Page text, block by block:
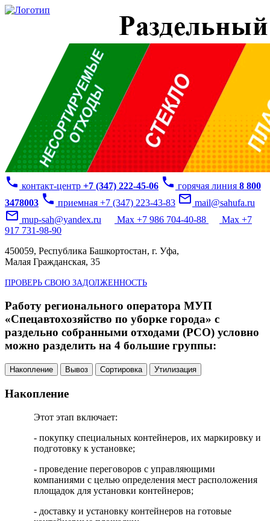
phone контакт-центр +7 (347) 222-45-06 phone горячая линия 8 800
3478003 phone приемная +7 (347) 223-43-83 mail_outline mail@sahufa.ru
mail_outline mup-sah@yandex.ru Max +7 986 704-40-88
Max +7
917 731-98-90
450059, Республика Башкортостан, г. Уфа,
Малая Гражданская, 35
ПРОВЕРЬ СВОЮ ЗАДОЛЖЕННОСТЬ
Работу регионального оператора МУП
«Спецавтохозяйство по уборке города» с
раздельно собранными отходами (РСО) условно
можно разделить на 4 большие группы:
Накопление Вывоз Сортировка Утилизация
Накопление
Этот этап включает:
- покупку специальных контейнеров, их маркировку и
подготовку к установке;
- проведение переговоров с управляющими
компаниями с целью определения мест расположения
площадок для установки контейнеров;
- доставку и установку контейнеров на готовые